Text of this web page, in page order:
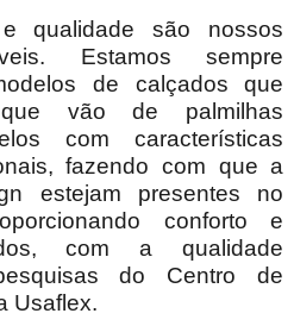
qualidade são nossos
Estamos sempre
de calçados que
vão de palmilhas
com características
fazendo com que a
estejam presentes no
conforto e
com a qualidade
do Centro de
Usaflex.